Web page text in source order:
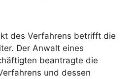
des Verfahrens betrifft die
Der Anwalt eines
beantragte die
und dessen